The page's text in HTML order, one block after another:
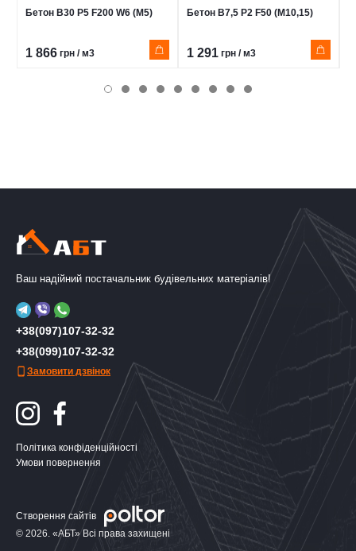
Бетон В30 Р5 F200 W6 (М5)
1 866 грн / м3
Бетон В7,5 Р2 F50 (М10,15)
1 291 грн / м3
Ваш надійний постачальник будівельних матеріалів!
+38(097)107-32-32
+38(099)107-32-32
Замовити дзвінок
Політика конфіденційності
Умови повернення
Створення сайтів
© 2026. «АБТ» Всі права захищені